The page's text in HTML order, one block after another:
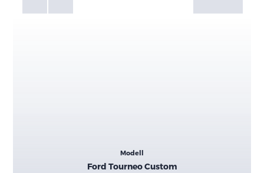
Modell
Ford Tourneo Custom